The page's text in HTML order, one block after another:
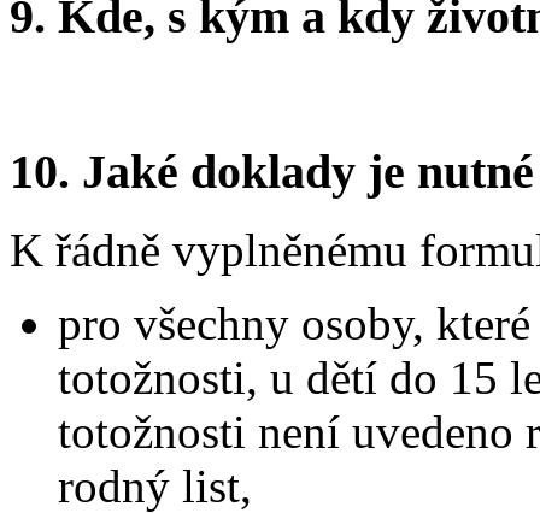
9. Kde, s kým a kdy
10. Jaké doklady je
K řádně vyplněnému
pro všechny osoby,
totožnosti, u dětí do 15
totožnosti není uvedeno
rodný list,